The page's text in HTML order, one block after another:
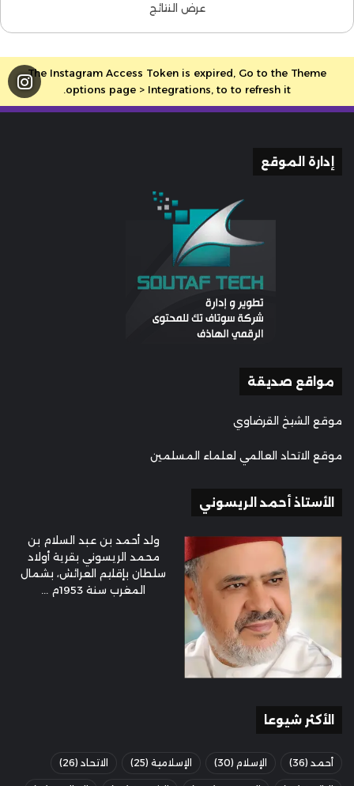
عرض النتائج
The Instagram Access Token is expired, Go to the Theme
options page > Integrations, to to refresh it.
إدارة الموقع
مواقع صديقة
موقع الشيخ القرضاوي
موقع الاتحاد العالمي لعلماء المسلمين
الأستاذ أحمد الريسوني
ولد أحمد بن عبد السلام بن
محمد الريسوني بقرية أولاد
سلطان بإقليم العرائش، بشمال
المغرب سنة 1953م ...
الأكثر شيوعا
أحمد (36) الإسلام (30) الإسلامية (25) الاتحاد (26)